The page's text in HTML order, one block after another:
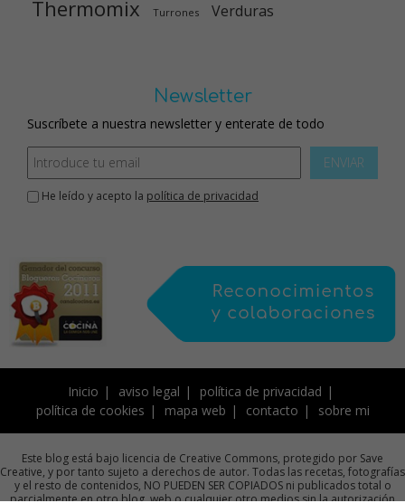
Thermomix Turrones Verduras
Newsletter
Suscríbete a nuestra newsletter y enterate de todo
ENVIAR
He leído y acepto la política de privacidad
Inicio aviso legal
política de privacidad
política de cookies
mapa web contacto sobre mi
Este blog está bajo licencia de Creative Commons, protegido por Save
Creative, y por tanto sujeto a derechos de autor. Todas las recetas, fotografías
y el resto de contenidos, NO PUEDEN SER COPIADOS ni publicados total o
parcialmente en otro blog, web o cualquier otro medios sin la autorización